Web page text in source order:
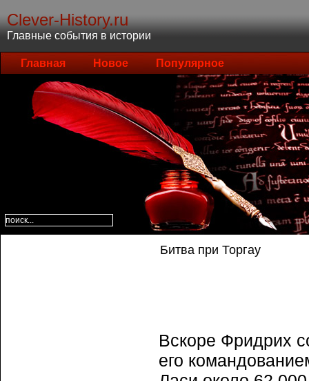
Clever-History.ru
Главные события в истории
Главная Новое Популярное
Битва при Торгау
Вскоре Фридрих
его